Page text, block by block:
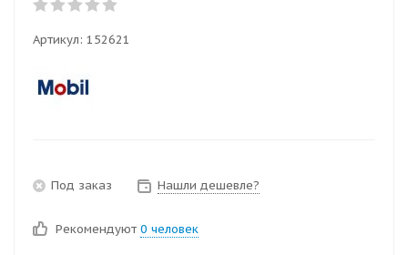
Артикул: 152621
Под заказ Нашли дешевле?
Рекомендуют 0 человек